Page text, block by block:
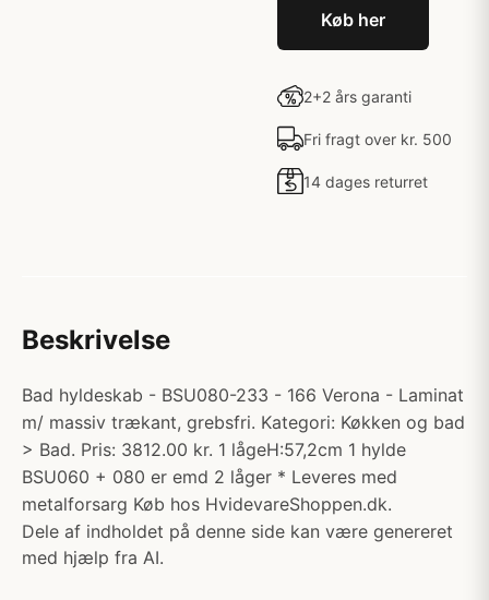
Køb her
2+2 års garanti
Fri fragt over kr. 500
14 dages returret
Beskrivelse
Bad hyldeskab - BSU080-233 - 166 Verona - Laminat
m/ massiv trækant, grebsfri. Kategori: Køkken og bad
> Bad. Pris: 3812.00 kr. 1 lågeH:57,2cm 1 hylde
BSU060 + 080 er emd 2 låger * Leveres med
metalforsarg Køb hos HvidevareShoppen.dk.
Dele af indholdet på denne side kan være genereret
med hjælp fra AI.